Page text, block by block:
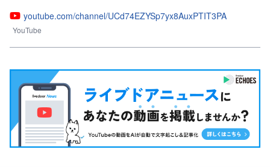
youtube.com/channel/UCd74EZYSp7yx8AuxPTIT3PA
YouTube